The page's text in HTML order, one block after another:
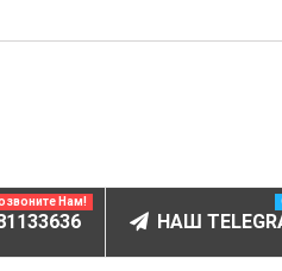
Нам!
НАШ